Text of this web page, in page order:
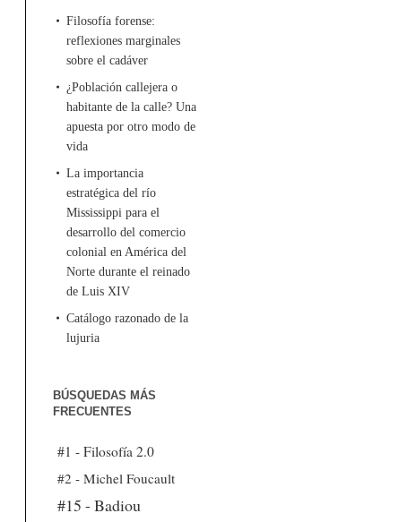
Filosofía forense:
reflexiones marginales
sobre el cadáver
¿Población callejera o
habitante de la calle? Una
apuesta por otro modo de
vida
La importancia
estratégica del río
Mississippi para el
desarrollo del comercio
colonial en América del
Norte durante el reinado
de Luis XIV
Catálogo razonado de la
lujuria
BÚSQUEDAS MÁS
FRECUENTES
#1 - Filosofía 2.0
#2 - Michel Foucault
#15 - Badiou